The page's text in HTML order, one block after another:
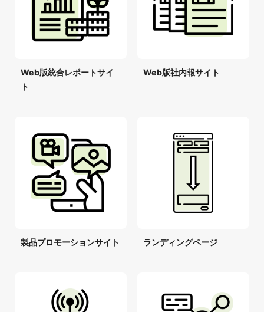
Web版統合レポートサイ
ト
Web版社内報サイト
製品プロモーションサイト ランディングページ